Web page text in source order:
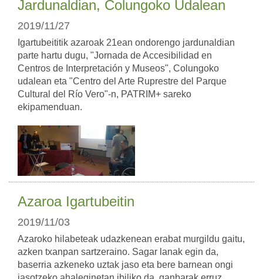
Jardunaldian, Colungoko Udalean
2019/11/27
Igartubeititik azaroak 21ean ondorengo jardunaldian
parte hartu dugu, "Jornada de Accesibilidad en
Centros de Interpretación y Museos", Colungoko
udalean eta "Centro del Arte Ruprestre del Parque
Cultural del Río Vero"-n, PATRIM+ sareko
ekipamenduan.
Azaroa Igartubeitin
2019/11/03
Azaroko hilabeteak udazkenean erabat murgildu gaitu,
azken txanpan sartzeraino. Sagar lanak egin da,
baserria azkeneko uztak jaso eta bere barnean ongi